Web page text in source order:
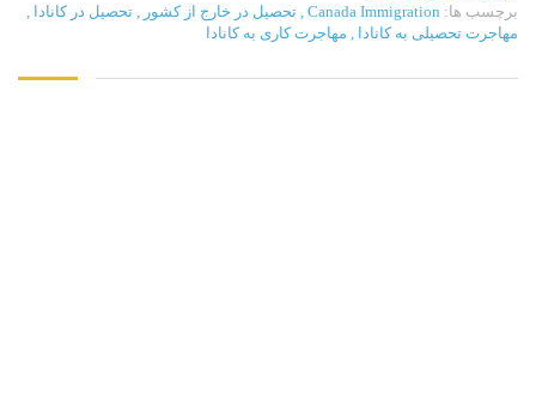
برچسب ها: Canada Immigration
, تحصیل در خارج از کشور , تحصیل در کانادا ,
مهاجرت تحصیلی به کانادا , مهاجرت کاری به کانادا